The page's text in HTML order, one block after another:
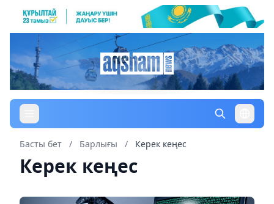
Басты бет / Барлығы / Керек кеңес
Керек кеңес